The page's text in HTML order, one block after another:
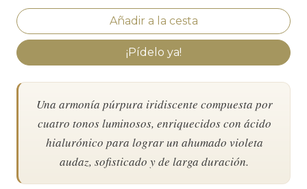
¡Pídelo ya!
Una armonía púrpura iridiscente compuesta por
cuatro tonos luminosos, enriquecidos con ácido
hialurónico para lograr un ahumado violeta
audaz, sofisticado y de larga duración.